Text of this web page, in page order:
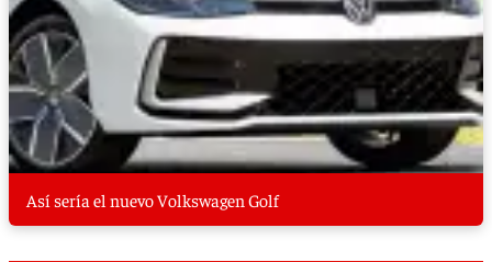
Así sería el nuevo Volkswagen Golf